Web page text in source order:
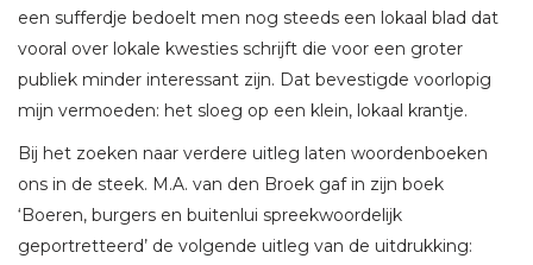
een sufferdje bedoelt men nog steeds een lokaal blad dat
vooral over lokale kwesties schrijft die voor een groter
publiek minder interessant zijn. Dat bevestigde voorlopig
mijn vermoeden: het sloeg op een klein, lokaal krantje.
Bij het zoeken naar verdere uitleg laten woordenboeken
ons in de steek. M.A. van den Broek gaf in zijn boek
‘Boeren, burgers en buitenlui spreekwoordelijk
geportretteerd’ de volgende uitleg van de uitdrukking: